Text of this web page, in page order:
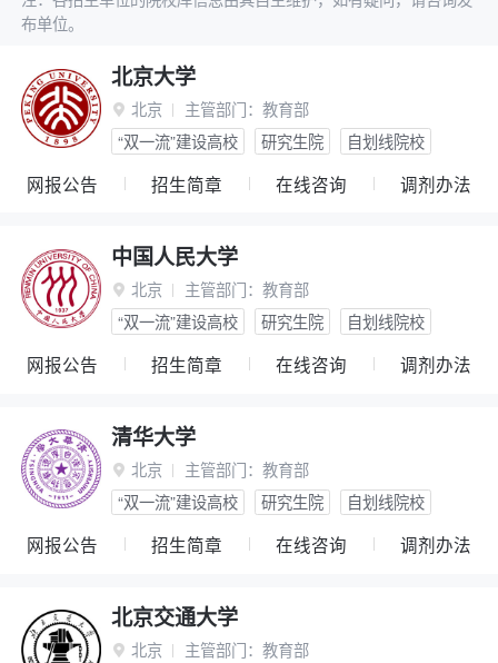
布单位。
北京大学
 北京 主管部门： 教育部
“双一流”建设高校
研究生院 自划线院校
网报公告 招生简章 在线咨询 调剂办法
中国人民大学
 北京 主管部门： 教育部
“双一流”建设高校
研究生院 自划线院校
网报公告 招生简章 在线咨询 调剂办法
清华大学
 北京 主管部门： 教育部
“双一流”建设高校
研究生院 自划线院校
网报公告 招生简章 在线咨询 调剂办法
北京交通大学
 北京 主管部门： 教育部